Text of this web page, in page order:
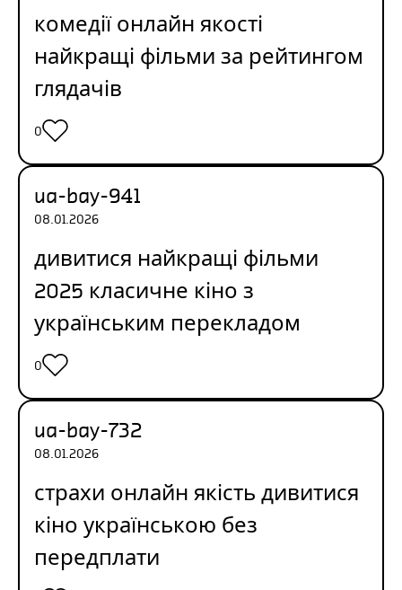
комедії онлайн якості
найкращі фільми за рейтингом
глядачів
0
ua-bay-941
08.01.2026
дивитися найкращі фільми
2025 класичне кіно з
українським перекладом
0
ua-bay-732
08.01.2026
страхи онлайн якість дивитися
кіно українською без
передплати